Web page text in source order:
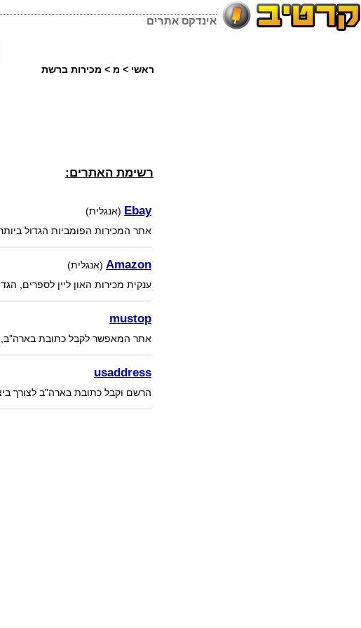
אינדקס אתרים
ראשי > מ > מכירות ברשת
רשימת האתרים:
Ebay (אנגלית)
אתר המכירות הפומביות הגדול
Amazon (אנגלית)
ענקית מכירות האון ליין לספרים,
mustop
אתר המאפשר לקבל כתובת בארה"ב,
usaddress
הרשם וקבל כתובת בארה"ב לצורך